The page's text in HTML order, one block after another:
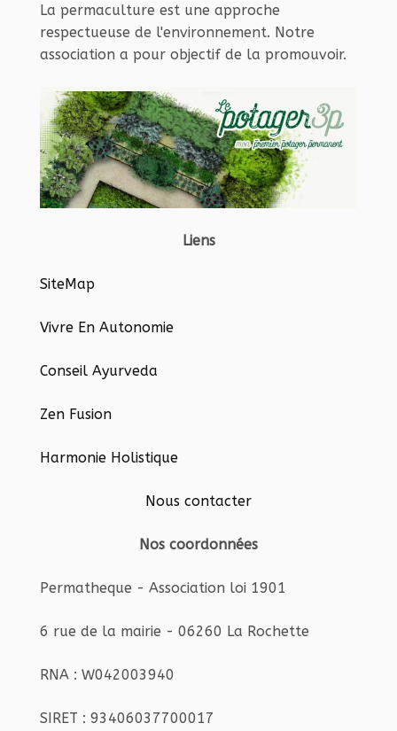
La permaculture est une approche
respectueuse de l'environnement. Notre
association a pour objectif de la promouvoir.
Liens
SiteMap
Vivre En Autonomie
Conseil Ayurveda
Zen Fusion
Harmonie Holistique
Nous contacter
Nos coordonnées
Permatheque - Association loi 1901
6 rue de la mairie - 06260 La Rochette
RNA : W042003940
SIRET : 93406037700017